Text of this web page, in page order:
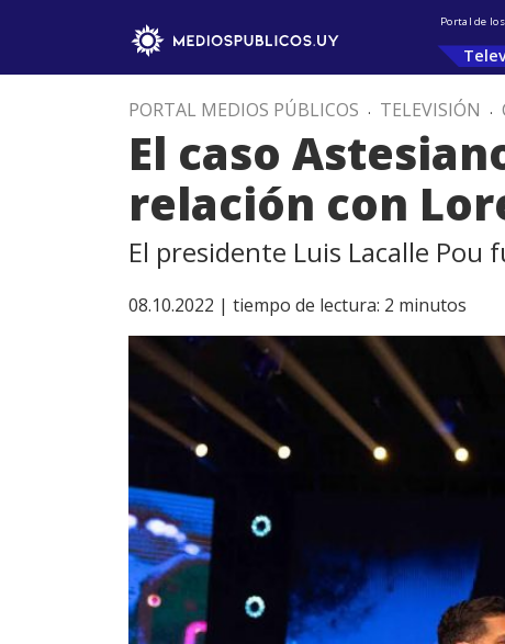
Portal de
PORTAL MEDIOS PÚBLICOS . TELEVISIÓN .
El caso
relación con
El presidente Luis Lacalle
08.10.2022 | tiempo de lectura: 2 minutos